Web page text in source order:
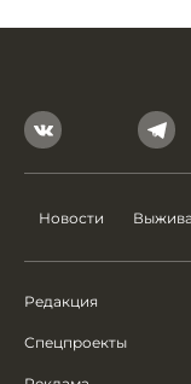
Новости
Редакция
Спецпроекты